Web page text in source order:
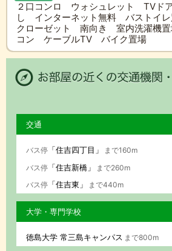
２口コンロ ウォシュレット TVド
し インターネット無料 バストイ
クローゼット 南向き 室内洗濯機
コン ケーブルTV バイク置場
交通
バス停「住吉四丁目」
まで160m
バス停「住吉新橋」
まで260m
バス停「住吉東」 まで440m
大学・専門学校
徳島大学 常三島キャンパス まで800m